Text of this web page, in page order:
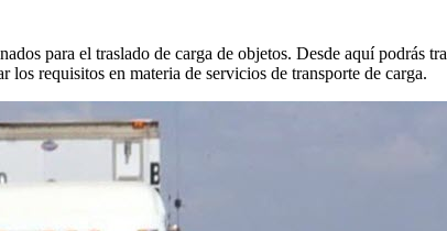
para el traslado de carga de objetos. Desde aquí
los requisitos en materia de servicios de transporte de carga.